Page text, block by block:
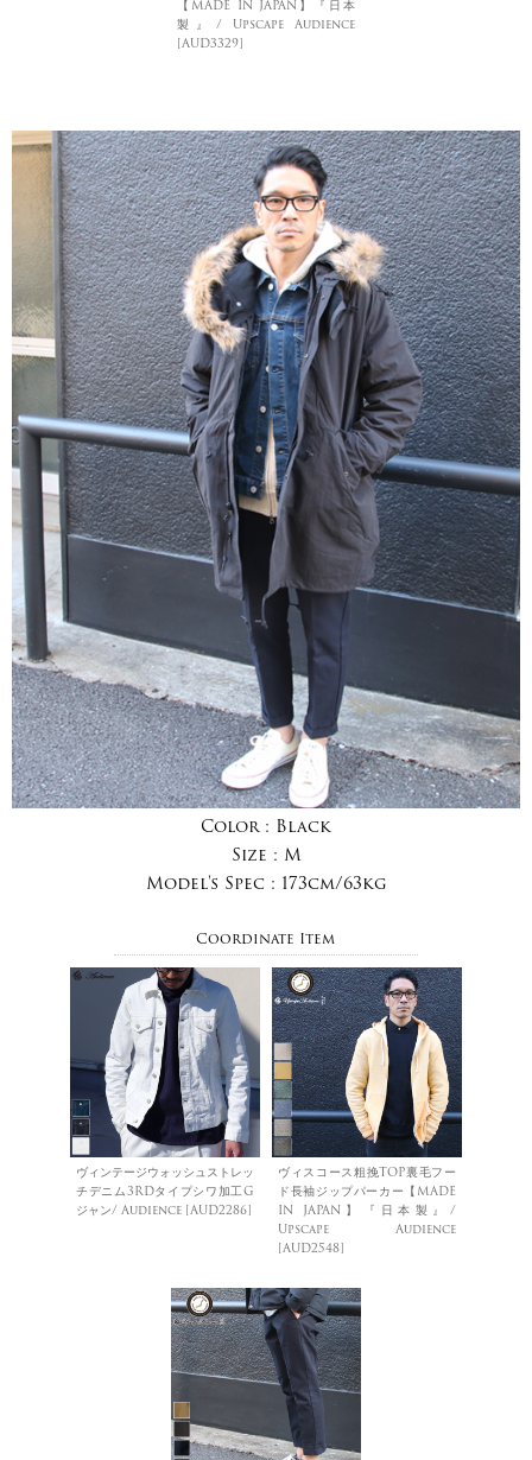
【MADE IN JAPAN】『日本
製』/ Upscape Audience
[AUD3329]
Color : Black
Size : M
Model's Spec : 173cm/63kg
Coordinate Item
ヴィンテージウォッシュストレッ
チデニム3RDタイプシワ加工G
ジャン/ Audience [AUD2286]
ヴィスコース粗挽TOP裏毛フー
ド長袖ジップパーカー【MADE
IN JAPAN】『日本製』/
Upscape Audience
[AUD2548]